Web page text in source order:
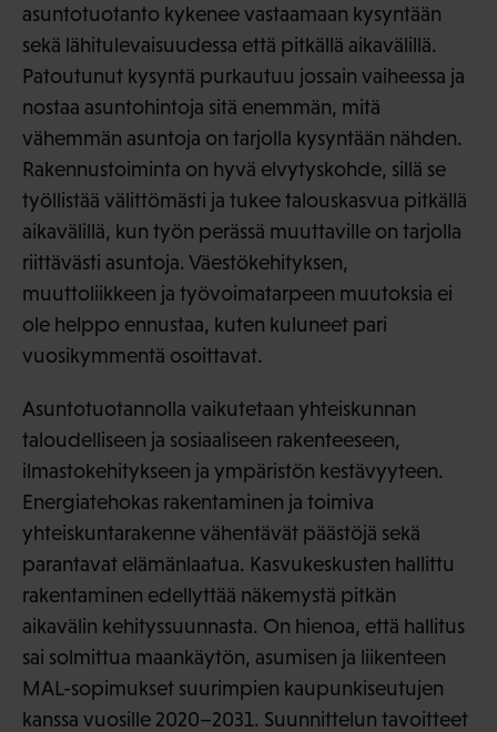
asuntotuotanto kykenee vastaamaan kysyntään
sekä lähitulevaisuudessa että pitkällä aikavälillä.
Patoutunut kysyntä purkautuu jossain vaiheessa ja
nostaa asuntohintoja sitä enemmän, mitä
vähemmän asuntoja on tarjolla kysyntään nähden.
Rakennustoiminta on hyvä elvytyskohde, sillä se
työllistää välittömästi ja tukee talouskasvua pitkällä
aikavälillä, kun työn perässä muuttaville on tarjolla
riittävästi asuntoja. Väestökehityksen,
muuttoliikkeen ja työvoimatarpeen muutoksia ei
ole helppo ennustaa, kuten kuluneet pari
vuosikymmentä osoittavat.
Asuntotuotannolla vaikutetaan yhteiskunnan
taloudelliseen ja sosiaaliseen rakenteeseen,
ilmastokehitykseen ja ympäristön kestävyyteen.
Energiatehokas rakentaminen ja toimiva
yhteiskuntarakenne vähentävät päästöjä sekä
parantavat elämänlaatua. Kasvukeskusten hallittu
rakentaminen edellyttää näkemystä pitkän
aikavälin kehityssuunnasta. On hienoa, että hallitus
sai solmittua maankäytön, asumisen ja liikenteen
MAL-sopimukset suurimpien kaupunkiseutujen
kanssa vuosille 2020–2031. Suunnittelun tavoitteet